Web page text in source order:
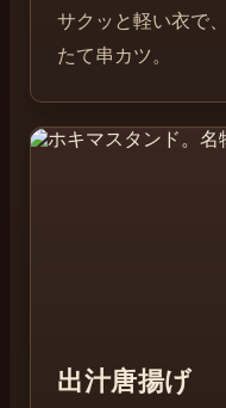
サクッと軽い衣で
たて串カツ。
出汁唐揚げ